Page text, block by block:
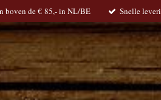
boven de € 85,- in NL/BE Snelle